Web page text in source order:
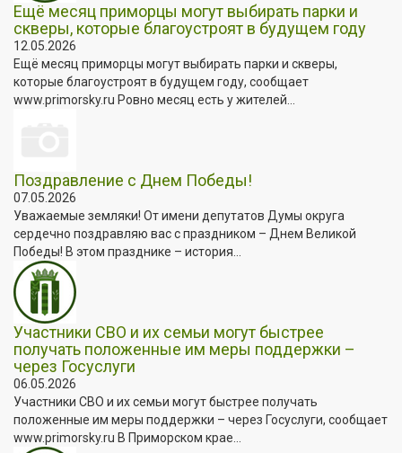
Ещё месяц приморцы могут выбирать парки и
скверы, которые благоустроят в будущем году
12.05.2026
Ещё месяц приморцы могут выбирать парки и скверы,
которые благоустроят в будущем году, сообщает
www.primorsky.ru Ровно месяц есть у жителей...
Поздравление с Днем Победы!
07.05.2026
Уважаемые земляки! От имени депутатов Думы округа
сердечно поздравляю вас с праздником – Днем Великой
Победы! В этом празднике – история...
Участники СВО и их семьи могут быстрее
получать положенные им меры поддержки –
через Госуслуги
06.05.2026
Участники СВО и их семьи могут быстрее получать
положенные им меры поддержки – через Госуслуги, сообщает
www.primorsky.ru В Приморском крае...